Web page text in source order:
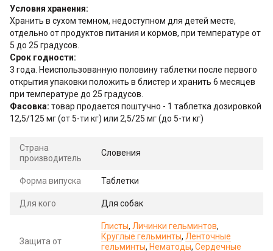
Условия хранения:
Хранить в сухом темном, недоступном для детей месте,
отдельно от продуктов питания и кормов, при температуре от
5 до 25 градусов.
Срок годности:
3 года. Неиспользованную половину таблетки после первого
открытия упаковки положить в блистер и хранить 6 месяцев
при температуре до 25 градусов.
Фасовка: товар продается поштучно - 1 таблетка дозировкой
12,5/125 мг (от 5-ти кг) или 2,5/25 мг (до 5-ти кг)
Страна
производитель
Словения
Форма випуска Таблетки
Для кого Для собак
Защита от
Глисты, Личинки гельминтов,
Круглые гельминты, Ленточные
гельминты, Нематоды, Сердечные